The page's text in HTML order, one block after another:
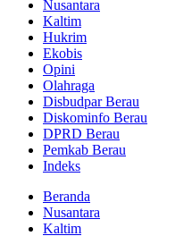
Nusantara
Kaltim
Hukrim
Ekobis
Opini
Olahraga
Disbudpar Berau
Diskominfo Berau
DPRD Berau
Pemkab Berau
Indeks
Beranda
Nusantara
Kaltim